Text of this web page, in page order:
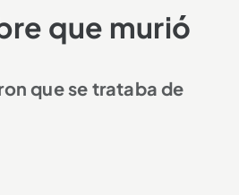
que murió
que se trataba de